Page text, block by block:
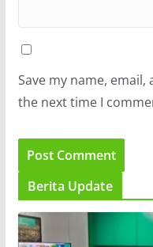
Save my name,
the next time I
Berita Update